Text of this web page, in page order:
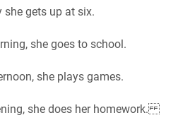
she gets up at six.
she goes to school.
she plays games.
she does her homework.